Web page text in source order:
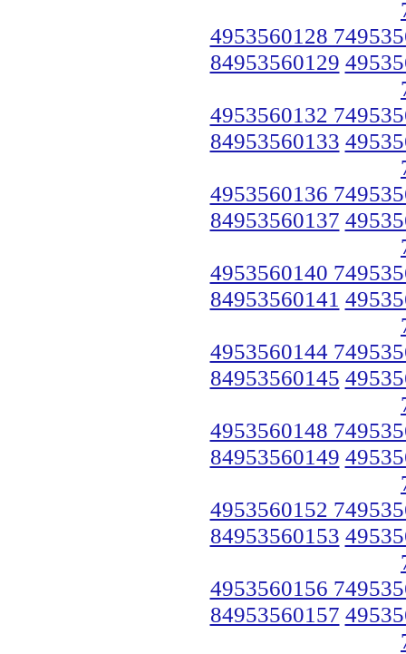
4953560128
84953560129
4953560132
84953560133
4953560136
84953560137
4953560140
84953560141
4953560144
84953560145
4953560148
84953560149
4953560152
84953560153
4953560156
84953560157